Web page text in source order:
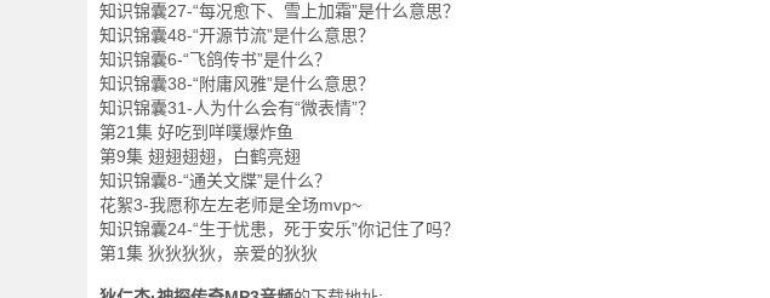
知识锦囊27-“每况愈下、雪上加霜”是什么意思？
知识锦囊48-“开源节流”是什么意思？
知识锦囊6-“飞鸽传书”是什么？
知识锦囊38-“附庸风雅”是什么意思？
知识锦囊31-人为什么会有“微表情”？
第21集 好吃到咩噗爆炸鱼
第9集 翅翅翅翅，白鹤亮翅
知识锦囊8-“通关文牒”是什么？
花絮3-我愿称左左老师是全场mvp~
知识锦囊24-“生于忧患，死于安乐”你记住了吗？
第1集 狄狄狄狄，亲爱的狄狄